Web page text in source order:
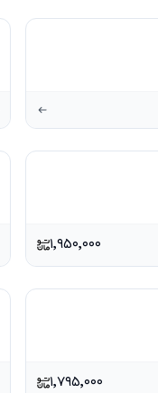
۱٬۹۵۰٬۰۰۰
۱٬۷۹۵٬۰۰۰